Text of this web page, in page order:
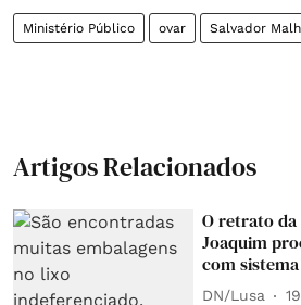
Ministério Público ovar Salvador
Artigos Relacionados
O retrato da
Joaquim
com
DN/Lusa